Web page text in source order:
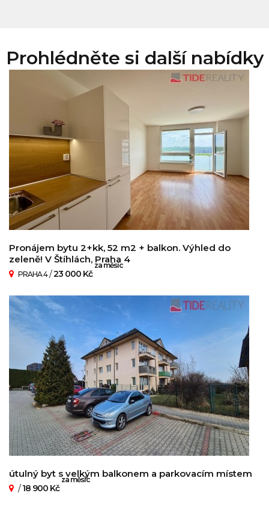
Prohlédněte si další nabídky
Pronájem bytu 2+kk, 52 m2 + balkon. Výhled do
zeleně! V Štíhlách, Praha 4
PRAHA 4/23 000 Kč
za měsíc
útulný byt s velkým balkonem a parkovacím místem
/18 900 Kč
za měsíc